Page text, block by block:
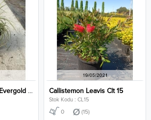
Carex Oshimensis Evergold Clt 1,5 Callistemon Leavis Clt 15
Stok Kodu : CL15
0 (15)